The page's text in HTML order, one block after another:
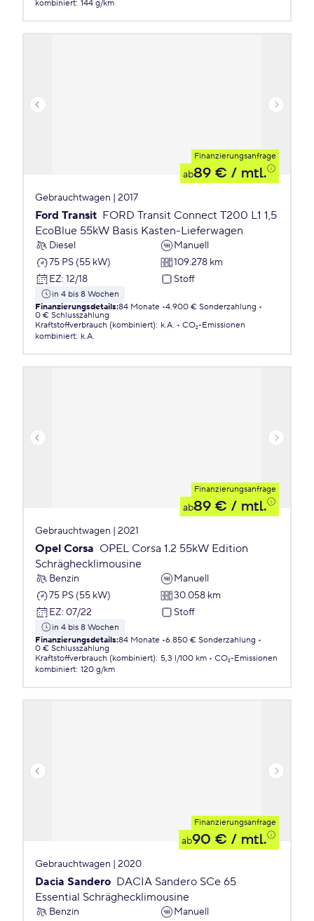
kombiniert: 144 g/km
Finanzierungsanfrage
ab89 € / mtl.
Gebrauchtwagen | 2017
Ford Transit FORD Transit Connect T200 L1 1,5
EcoBlue 55kW Basis Kasten-Lieferwagen
Diesel
Manuell
75 PS (55 kW)
109.278 km
EZ: 12/18 Stoff
in 4 bis 8 Wochen
Finanzierungsdetails:84 Monate 4.900 € Sonderzahlung
0 € Schlusszahlung
Kraftstoffverbrauch (kombiniert): k.A.
CO₂-Emissionen
kombiniert: k.A.
Finanzierungsanfrage
ab89 € / mtl.
Gebrauchtwagen | 2021
Opel Corsa OPEL Corsa 1.2 55kW Edition
Schräghecklimousine
Benzin
Manuell
75 PS (55 kW)
30.058 km
EZ: 07/22 Stoff
in 4 bis 8 Wochen
Finanzierungsdetails:84 Monate 6.850 € Sonderzahlung
0 € Schlusszahlung
Kraftstoffverbrauch (kombiniert): 5,3 l/100 km
CO₂-Emissionen
kombiniert: 120 g/km
Finanzierungsanfrage
ab90 € / mtl.
Gebrauchtwagen | 2020
Dacia Sandero DACIA Sandero SCe 65
Essential Schräghecklimousine
Benzin
Manuell